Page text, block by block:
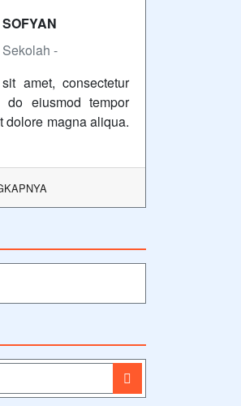
-
amet, consectetur
eiusmod tempor
dolore magna aliqua.